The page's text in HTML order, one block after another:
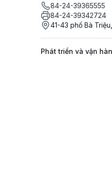
84-24-39365555
84-24-39342724
41-43 phố Bà
Phát triển và vận